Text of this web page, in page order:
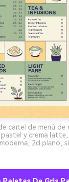
cartel de menú
y crema latte,
2d plano,